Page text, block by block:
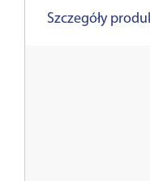
Szczegóły